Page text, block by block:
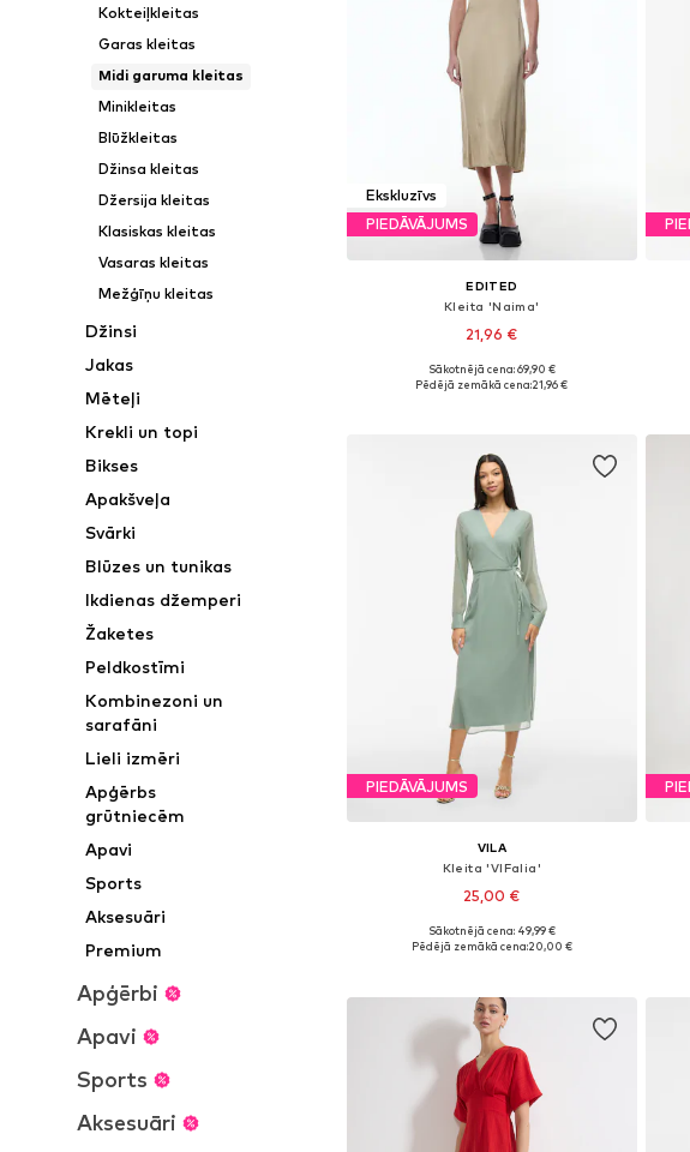
Kokteiļkleitas
Garas kleitas
Midi garuma kleitas
Minikleitas
Blūžkleitas
Džinsa kleitas
Džersija kleitas
Klasiskas kleitas
Vasaras kleitas
Mežģīņu kleitas
Džinsi
Jakas
Mēteļi
Krekli un topi
Bikses
Apakšveļa
Svārki
Blūzes un tunikas
Ikdienas džemperi
Žaketes
Peldkostīmi
Kombinezoni un
sarafāni
Lieli izmēri
Apģērbs
grūtniecēm
Apavi
Sports
Aksesuāri
Premium
Apģērbi
Apavi
Sports
Aksesuāri
Ekskluzīvs
PIEDĀVĀJUMS
EDITED
Kleita 'Naima'
21,96 €
Pieejamie izmēri: 36, 38, 40, 42
Sākotnējā cena: 69,90 €
Pēdējā zemākā cena:21,96 €
PIEDĀVĀJUMS
VILA
Kleita 'VIFalia'
25,00 €
+6
Pieejamie izmēri: 34, 36, 38, 40, 42, 44
Sākotnējā cena: 49,99 €
Pēdējā zemākā cena:20,00 €